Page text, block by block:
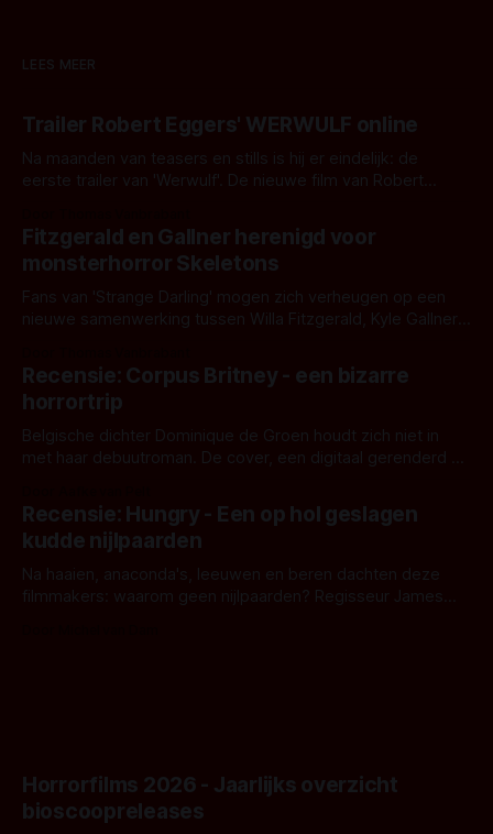
LEES MEER
Trailer Robert Eggers' WERWULF online
Na maanden van teasers en stills is hij er eindelijk: de
eerste trailer van 'Werwulf'. De nieuwe film van Robert
kille stijl vol folklore en mythe. Het topic deze keer is (kon
het het al raden?)... de weerwolf. Kijk je mee?
Fitzgerald en Gallner herenigd voor
monsterhorror Skeletons
Fans van 'Strange Darling' mogen zich verheugen op een
nieuwe samenwerking tussen Willa Fitzgerald, Kyle Gallner
'Skeletons', een nieuwe creature feature waarvoor de
opnames zijn gestart in Australië.
Recensie: Corpus Britney - een bizarre
horrortrip
Belgische dichter Dominique de Groen houdt zich niet in
met haar debuutroman. De cover, een digitaal gerenderd en
achtergrond, belooft iets kleurrijks maar onheilspellends,
iets ongrijpbaars. En dat maakt De Groen met ieder woord
waar.
Recensie: Hungry - Een op hol geslagen
kudde nijlpaarden
Na haaien, anaconda's, leeuwen en beren dachten deze
filmmakers: waarom geen nijlpaarden? Regisseur James
Horrorfilms 2026 - Jaarlijks overzicht
bioscoopreleases